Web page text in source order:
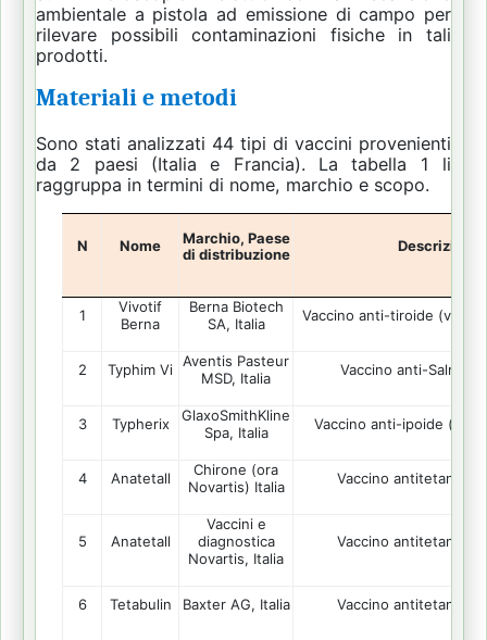
ambientale a pistola ad emissione di campo per
rilevare possibili contaminazioni fisiche in tali
prodotti.
Materiali e metodi
Sono stati analizzati 44 tipi di vaccini provenienti
da 2 paesi (Italia e Francia). La tabella 1 li
raggruppa in termini di nome, marchio e scopo.
N Nome
Marchio, Paese
di distribuzione
Descrizione
1
Vivotif
Berna
Berna Biotech
SA, Italia
Vaccino anti-tiroide (vivo),
2 Typhim Vi Aventis Pasteur
MSD, Italia
Vaccino anti-
3 Typherix
GlaxoSmithKline
Spa, Italia
Vaccino anti-ipoide
4 Anatetall
Chirone (ora
Novartis) Italia
Vaccino antitetanico
5 Anatetall
Vaccini e
diagnostica
Novartis, Italia
Vaccino antitetanico
6 Tetabulin Baxter AG, Italia Vaccino antitetanico